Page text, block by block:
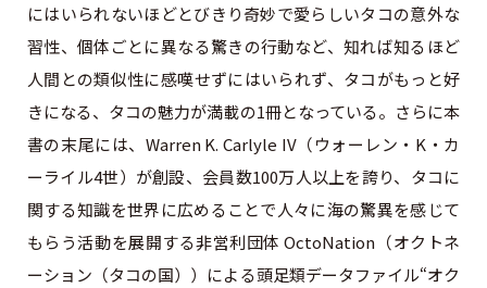
にはいられないほどとびきり奇妙で愛らしいタコの意外な
習性、個体ごとに異なる驚きの行動など、知れば知るほど
人間との類似性に感嘆せずにはいられず、タコがもっと好
きになる、タコの魅力が満載の1冊となっている。さらに本
書の末尾には、Warren K. Carlyle IV（ウォーレン・K・カ
ーライル4世）が創設、会員数100万人以上を誇り、タコに
関する知識を世界に広めることで人々に海の驚異を感じて
もらう活動を展開する非営利団体 OctoNation（オクトネ
ーション（タコの国））による頭足類データファイル“オク